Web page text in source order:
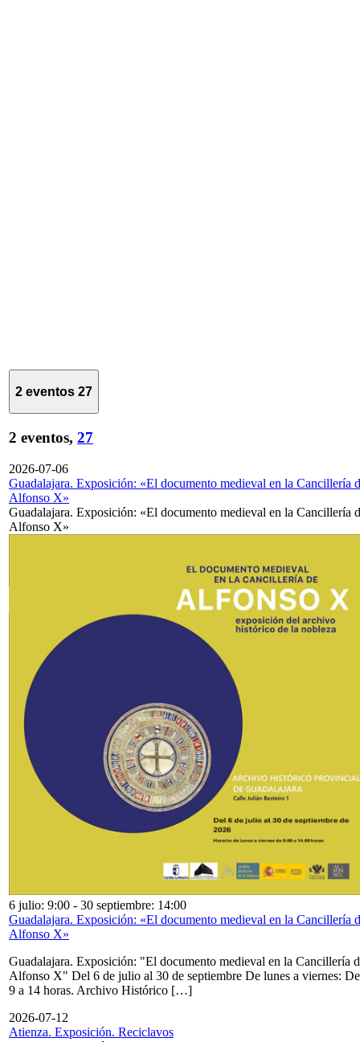
2 eventos 27
2 eventos, 27
2026-07-06
Guadalajara. Exposición: «El documento medieval en la Cancillería
Alfonso X»
Guadalajara. Exposición: «El documento medieval en la Cancillería
Alfonso X»
6 julio: 9:00 - 30 septiembre: 14:00
Guadalajara. Exposición: «El documento medieval en la Cancillería
Alfonso X»
Guadalajara. Exposición: "El documento medieval en la Cancillería
Alfonso X" Del 6 de julio al 30 de septiembre De lunes a viernes: De
9 a 14 horas. Archivo Histórico […]
2026-07-12
Atienza. Exposición. Reciclavos